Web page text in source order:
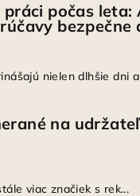
počas leta:
bezpečne
nielen dlhšie dni
na
viac značiek s rek...